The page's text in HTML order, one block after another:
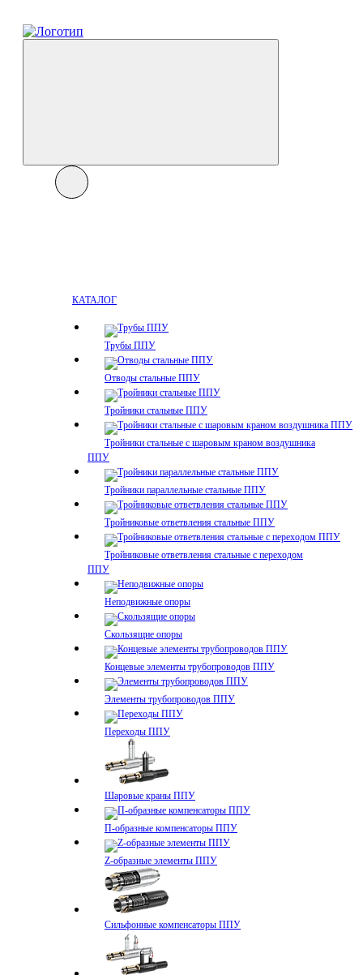
КАТАЛОГ
Трубы ППУ
Отводы стальные ППУ
Тройники стальные ППУ
Тройники стальные с шаровым краном воздушника
ППУ
Тройники параллельные стальные ППУ
Тройниковые ответвления стальные ППУ
Тройниковые ответвления стальные с переходом
ППУ
Неподвижные опоры
Скользящие опоры
Концевые элементы трубопроводов ППУ
Элементы трубопроводов ППУ
Переходы ППУ
Шаровые краны ППУ
П-образные компенсаторы ППУ
Z-образные элементы ППУ
Сильфонные компенсаторы ППУ